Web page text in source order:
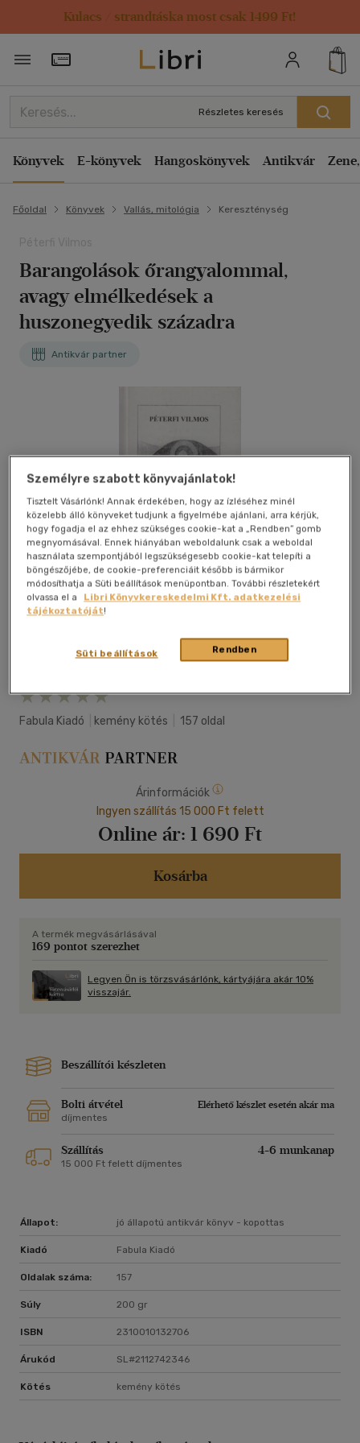
Kulacs / strandtáska most csak 1499 Ft!
Törzsvásárlói Kártya adatai
Részletes keresés
Könyvek E-könyvek Hangoskönyvek Antikvár
Főoldal Könyvek Vallás, mitológia Kereszténység
Barangolások őrangyalommal,
avagy elmélkedések a
huszonegyedik századra
Antikvár partner
Kívánságlistához adom Megosztom
Fabula Kiadó kemény kötés 157 oldal
Árinformációk
Ingyen szállítás 15 000 Ft felett
Online ár: 1 690 Ft
Kosárba
A termék megvásárlásával
169 pontot szerezhet
Legyen Ön is törzsvásárlónk, kártyájára akár 10%
visszajár.
Beszállítói készleten
Bolti átvétel
Elérhető készlet esetén akár ma
díjmentes
Szállítás 4-6 munkanap
15 000 Ft felett díjmentes
Állapot: jó állapotú antikvár könyv - kopottas
Kiadó Fabula Kiadó
Oldalak száma: 157
Súly 200 gr
ISBN 2310010132706
Árukód SL#2112742346
Kötés kemény kötés
Személyre szabott könyvajánlatok!
Tisztelt Vásárlónk! Annak érdekében, hogy az ízléséhez minél
közelebb álló könyveket tudjunk a figyelmébe ajánlani, arra kérjük,
hogy fogadja el az ehhez szükséges cookie-kat a „Rendben” gomb
megnyomásával. Ennek hiányában weboldalunk csak a weboldal
használata szempontjából legszükségesebb cookie-kat telepíti a
böngészőjébe, de cookie-preferenciáit később is bármikor
módosíthatja a Süti beállítások menüpontban. További részletekért
olvassa el a
Libri Könyvkereskedelmi Kft. adatkezelési
tájékoztatóját!
Rendben
Süti beállítások